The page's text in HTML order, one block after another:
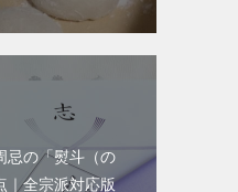
忌の「熨斗（の
｜全宗派対応版